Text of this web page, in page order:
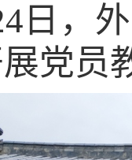
日 ，
党员